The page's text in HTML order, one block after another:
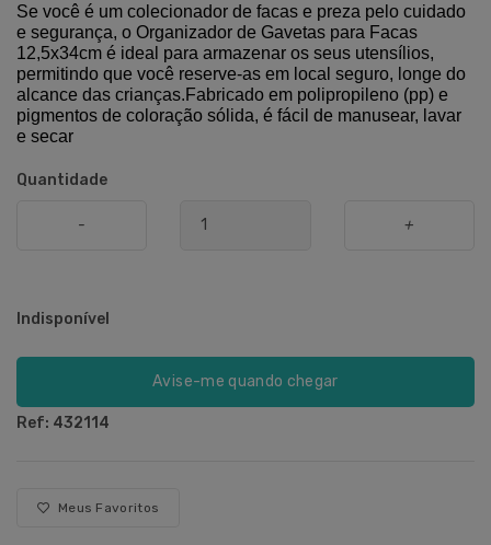
Se você é um colecionador de facas e preza pelo cuidado
e segurança, o Organizador de Gavetas para Facas
12,5x34cm é ideal para armazenar os seus utensílios,
permitindo que você reserve-as em local seguro, longe do
alcance das crianças.Fabricado em polipropileno (pp) e
pigmentos de coloração sólida, é fácil de manusear, lavar
e secar
Quantidade
- +
Indisponível
Avise-me quando chegar
Ref: 432114
Meus Favoritos